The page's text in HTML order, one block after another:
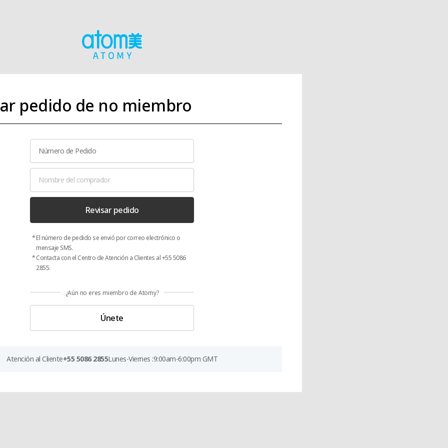
pedido de no miembro
Revisar pedido
El número de pedido se envió por correo electrónico o
mensaje SMS.
Contacta con el Centro de Atención a Clientes al +55 5086
2855.
¿Aún no eres miembro de Atomy?
Únete
Atención al Cliente+55 5086 2855Lunes-Viernes :9:00am-6:00pm GMT